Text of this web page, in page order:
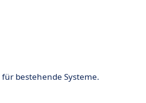
für bestehende Systeme.